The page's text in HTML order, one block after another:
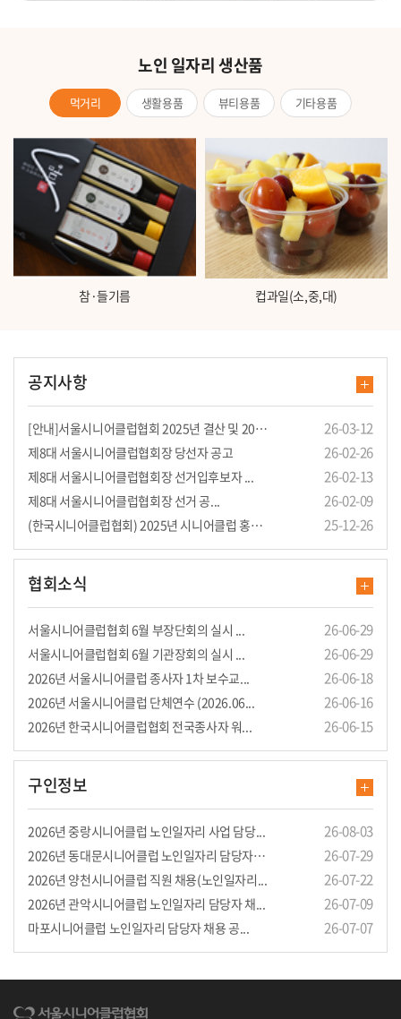
노인 일자리 생산품
먹거리 생활용품 뷰티용품 기타용품
참·들기름 컵과일(소,중,대)
공지사항
[안내]서울시니어클럽협회 2025년 결산 및 2026... 26-03-12
제8대 서울시니어클럽협회장 당선자 공고 26-02-26
제8대 서울시니어클럽협회장 선거입후보자 ... 26-02-13
​ 제8대 서울시니어클럽협회장 선거 공... 26-02-09
(한국시니어클럽협회) 2025년 시니어클럽 홍보... 25-12-26
협회소식
서울시니어클럽협회 6월 부장단회의 실시 ... 26-06-29
서울시니어클럽협회 6월 기관장회의 실시 ... 26-06-29
2026년 서울시니어클럽 종사자 1차 보수교... 26-06-18
2026년 서울시니어클럽 단체연수 (2026.06... 26-06-16
2026년 한국시니어클럽협회 전국종사자 워... 26-06-15
구인정보
2026년 중랑시니어클럽 노인일자리 사업 담당... 26-08-03
2026년 동대문시니어클럽 노인일자리 담당자(3... 26-07-29
2026년 양천시니어클럽 직원 채용(노인일자리... 26-07-22
2026년 관악시니어클럽 노인일자리 담당자 채... 26-07-09
마포시니어클럽 노인일자리 담당자 채용 공... 26-07-07